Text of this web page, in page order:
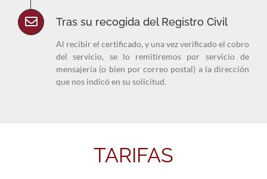
Tras su recogida del Registro Civil
Al recibir el certificado, y una vez verificado el cobro
del servicio, se lo remitiremos por servicio de
mensajería (o bien por correo postal) a la dirección
que nos indicó en su solicitud.
TARIFAS